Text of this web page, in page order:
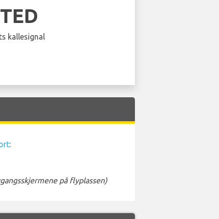
kallesignal
:
på flyplassen)